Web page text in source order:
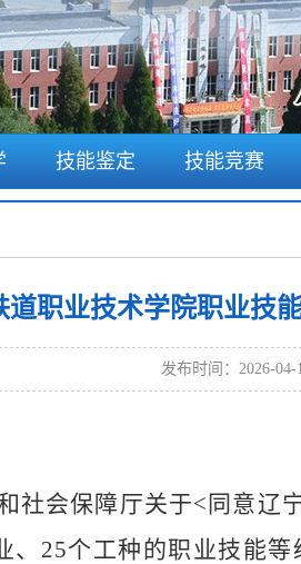
技能鉴定 技能竞赛
道职业技术学院职业技
发布时间：2026-04-
社会保障厅关于< 同意辽
、 25个工种的职业技能等